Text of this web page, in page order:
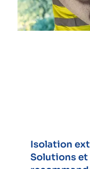
Isolation
Solutions